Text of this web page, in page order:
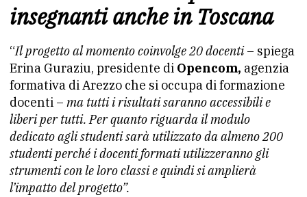
insegnanti anche in Toscana
“Il progetto al momento coinvolge 20 docenti– spiega
Erina Guraziu, presidente di Opencom, agenzia
formativa di Arezzo che si occupa di formazione
docenti – ma tutti i risultati saranno accessibili e
liberi per tutti. Per quanto riguarda il modulo
dedicato agli studenti sarà utilizzato da almeno 200
studenti perché i docenti formati utilizzeranno gli
strumenti con le loro classi e quindi si amplierà
l’impatto del progetto”.